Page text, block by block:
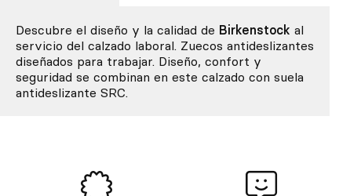
Descubre el diseño y la calidad de Birkenstock al
servicio del calzado laboral. Zuecos antideslizantes
diseñados para trabajar. Diseño, confort y
seguridad se combinan en este calzado con suela
antideslizante SRC.